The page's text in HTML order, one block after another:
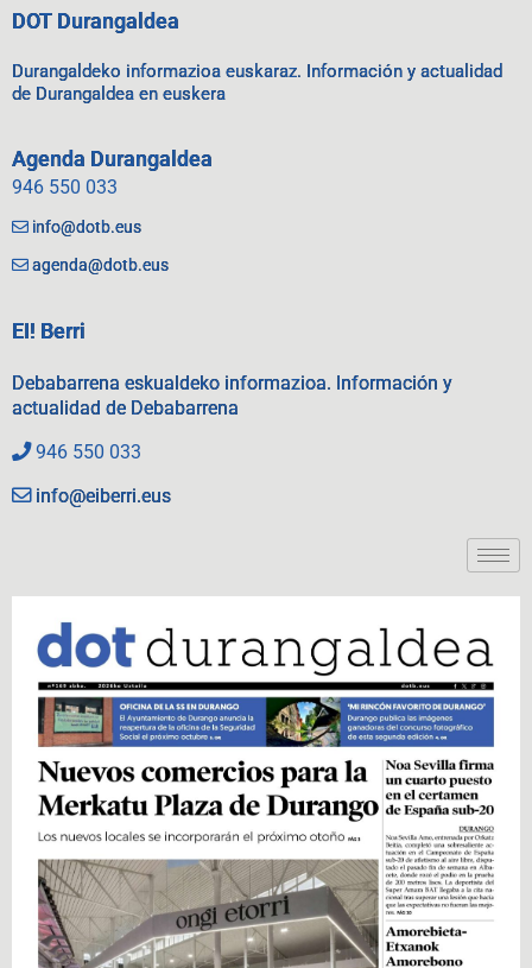
DOT Durangaldea
Durangaldeko informazioa euskaraz. Información y actualidad
de Durangaldea en euskera
Agenda Durangaldea
946 550 033
info@dotb.eus
agenda@dotb.eus
EI! Berri
Debabarrena eskualdeko informazioa. Información y
actualidad de Debabarrena
946 550 033
info@eiberri.eus